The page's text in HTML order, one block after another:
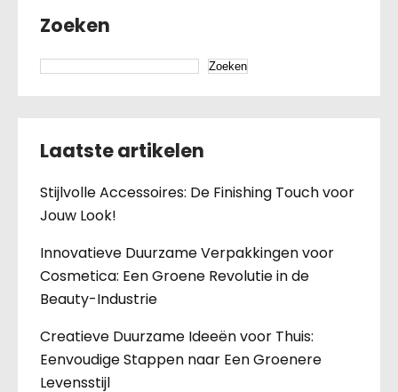
Zoeken
Zoeken
Laatste artikelen
Stijlvolle Accessoires: De Finishing Touch voor
Jouw Look!
Innovatieve Duurzame Verpakkingen voor
Cosmetica: Een Groene Revolutie in de
Beauty-Industrie
Creatieve Duurzame Ideeën voor Thuis:
Eenvoudige Stappen naar Een Groenere
Levensstijl